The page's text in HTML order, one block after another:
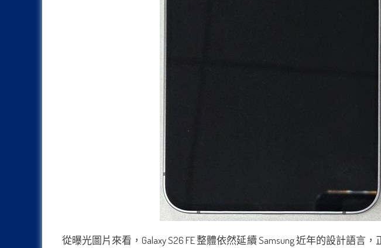
從曝光圖片來看，Galaxy S26 FE 整體依然延續 Samsung 近年的設計語